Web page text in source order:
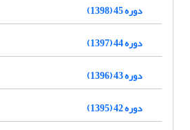
دوره 45 (1398)
دوره 44 (1397)
دوره 43 (1396)
دوره 42 (1395)